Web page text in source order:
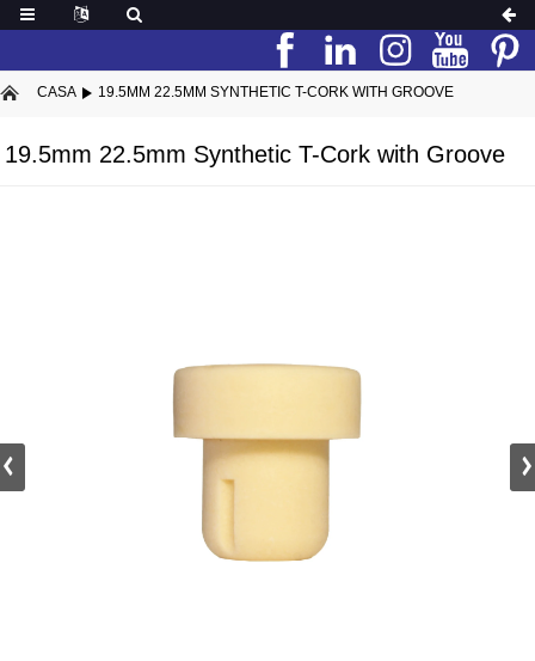
CASA 19.5MM 22.5MM SYNTHETIC T-CORK WITH GROOVE
19.5mm 22.5mm Synthetic T-Cork with Groove